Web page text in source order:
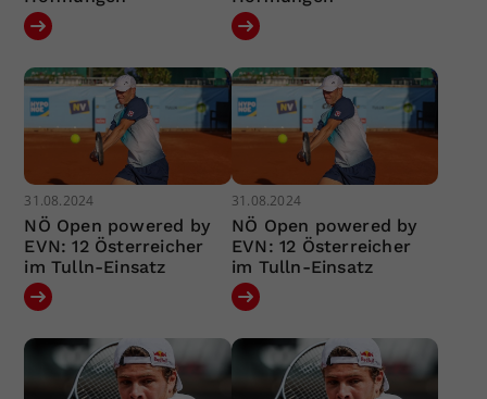
31.08.2024
NÖ Open powered by
EVN: 12 Österreicher
im Tulln-Einsatz
31.08.2024
NÖ Open powered by
EVN: 12 Österreicher
im Tulln-Einsatz